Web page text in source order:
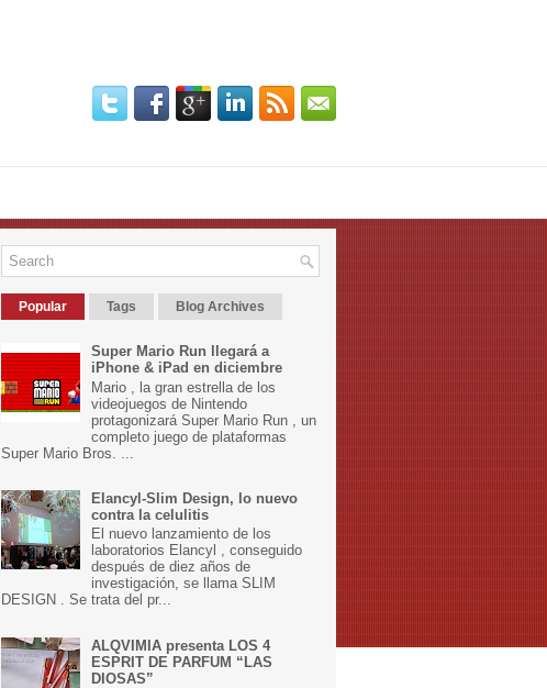
Popular Tags Blog Archives
Super Mario Run llegará a
iPhone & iPad en diciembre
Mario , la gran estrella de los
videojuegos de Nintendo
protagonizará Super Mario Run , un
completo juego de plataformas
Super Mario Bros. ...
Elancyl-Slim Design, lo nuevo
contra la celulitis
El nuevo lanzamiento de los
laboratorios Elancyl , conseguido
después de diez años de
investigación, se llama SLIM
DESIGN . Se trata del pr...
ALQVIMIA presenta LOS 4
ESPRIT DE PARFUM “LAS
DIOSAS”